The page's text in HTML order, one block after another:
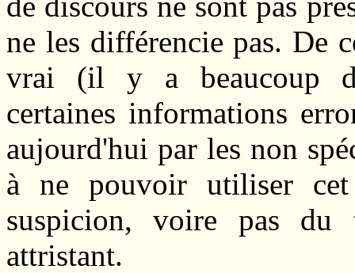
ne les différencie pas. De
vrai (il y a beaucoup
certaines informations
aujourd'hui par les non
à ne pouvoir utiliser cet
suspicion, voire pas du
attristant.